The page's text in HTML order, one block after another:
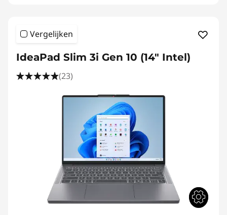
Vergelijken
IdeaPad Slim 3i Gen 10 (14" Intel)
(23)